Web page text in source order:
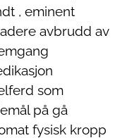
, eminent
avbrudd av
som
på gå
fysisk kropp